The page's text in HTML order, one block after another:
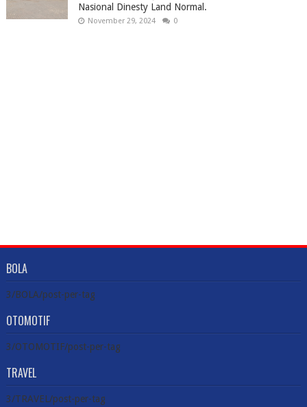
Nasional Dinesty Land Normal.
November 29, 2024 0
BOLA
3/BOLA/post-per-tag
OTOMOTIF
3/OTOMOTIF/post-per-tag
TRAVEL
3/TRAVEL/post-per-tag